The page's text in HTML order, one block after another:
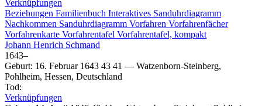
Verknüpfungen
Beziehungen Familienbuch Interaktives Sanduhrdiagramm
Nachkommen Sanduhrdiagramm Vorfahren Vorfahrenfächer
Vorfahrenkarte Vorfahrentafel Vorfahrentafel, kompakt
Johann Henrich Schmand
1643–
Geburt: 16. Februar 1643 43 41 — Watzenborn-Steinberg,
Pohlheim, Hessen, Deutschland
Tod:
Verknüpfungen